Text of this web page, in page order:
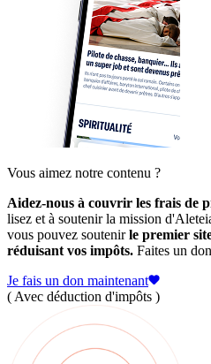
Vous aimez notre contenu ?
Aidez-nous à couvrir les frais de
lisez et à soutenir la mission
vous pouvez soutenirle premier
réduisant vos impôts. Faites un
Je fais un don maintenant
( Avec déduction d'impôts )